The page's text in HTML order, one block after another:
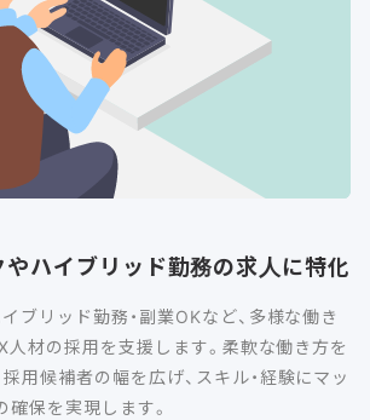
やハイブリッド勤務の求人に特化
ブリッド勤務・副業OKなど、多様な働き
人材の採用を支援します。柔軟な働き方を
用候補者の幅を広げ、スキル・経験にマッ
保を実現します。